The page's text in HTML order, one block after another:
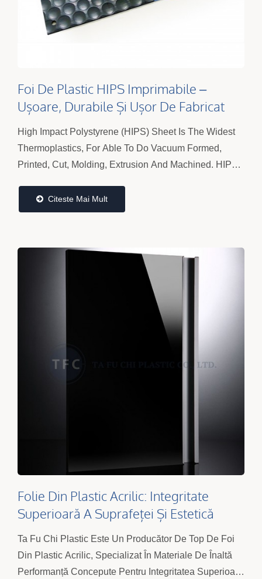
Foi De Plastic HIPS Imprimabile –
Ușoare, Durabile Și Ușor De Fabricat
Panouri
High Impact Polystyrene (HIPS) Sheet Is The Widest
Thermoplastics, For Able To Do Vacuum Formed,
Printed, Cut, Molding, Extrusion And Machined. HIPS
Citeste Mai Mult
Folie Din Plastic Acrilic: Integritate
Superioară A Suprafeței Și Estetică
Versatilă Pentru Formare Personalizată
| Ta Fu Chi
Ta Fu Chi Plastic Este Un Producător De Top De Foi
Din Plastic Acrilic, Specializat În Materiale De Înaltă
Performanță Concepute Pentru Integritatea Superioară